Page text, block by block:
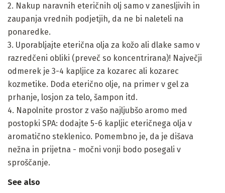
2. Nakup naravnih eteričnih olj samo v zanesljivih in
zaupanja vrednih podjetjih, da ne bi naleteli na
ponaredke.
3. Uporabljajte eterična olja za kožo ali dlake samo v
razredčeni obliki (preveč so koncentrirana)! Največji
odmerek je 3-4 kapljice za kozarec ali kozarec
kozmetike. Doda eterično olje, na primer v gel za
prhanje, losjon za telo, šampon itd.
4. Napolnite prostor z vašo najljubšo aromo med
postopki SPA: dodajte 5-6 kapljic eteričnega olja v
aromatično steklenico. Pomembno je, da je dišava
nežna in prijetna - močni vonji bodo posegali v
sproščanje.
See also